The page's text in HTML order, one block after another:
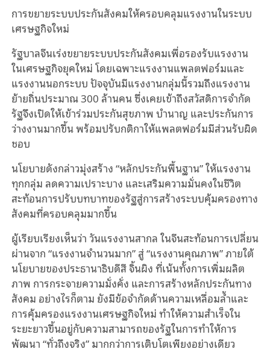
การขยายระบบประกันสังคมให้ครอบคลุมแรงงานในระบบ
เศรษฐกิจใหม่
รัฐบาลจีนเร่งขยายระบบประกันสังคมเพื่อรองรับแรงงาน
ในเศรษฐกิจยุคใหม่ โดยเฉพาะแรงงานแพลตฟอร์มและ
แรงงานนอกระบบ ปัจจุบันมีแรงงานกลุ่มนี้รวมถึงแรงงาน
ย้ายถิ่นประมาณ 300 ล้านคน ซึ่งเคยเข้าถึงสวัสดิการจำกัด
รัฐจึงเปิดให้เข้าร่วมประกันสุขภาพ บำนาญ และประกันการ
ว่างงานมากขึ้น พร้อมปรับกติกาให้แพลตฟอร์มมีส่วนรับผิด
ชอบ
นโยบายดังกล่าวมุ่งสร้าง “หลักประกันพื้นฐาน” ให้แรงงาน
ทุกกลุ่ม ลดความเปราะบาง และเสริมความมั่นคงในชีวิต
สะท้อนการปรับบทบาทของรัฐสู่การสร้างระบบคุ้มครองทาง
สังคมที่ครอบคลุมมากขึ้น
ผู้เรียบเรียงเห็นว่า วันแรงงานสากล ในจีนสะท้อนการเปลี่ยน
ผ่านจาก “แรงงานจำนวนมาก” สู่ “แรงงานคุณภาพ” ภายใต้
นโยบายของประธานาธิบดีสี จิ้นผิง ที่เน้นทั้งการเพิ่มผลิต
ภาพ การกระจายความมั่งคั่ง และการสร้างหลักประกันทาง
สังคม อย่างไรก็ตาม ยังมีข้อจำกัดด้านความเหลื่อมล้ำและ
การคุ้มครองแรงงานเศรษฐกิจใหม่ ทำให้ความสำเร็จใน
ระยะยาวขึ้นอยู่กับความสามารถของรัฐในการทำให้การ
พัฒนา “ทั่วถึงจริง” มากกว่าการเติบโตเพียงอย่างเดียว